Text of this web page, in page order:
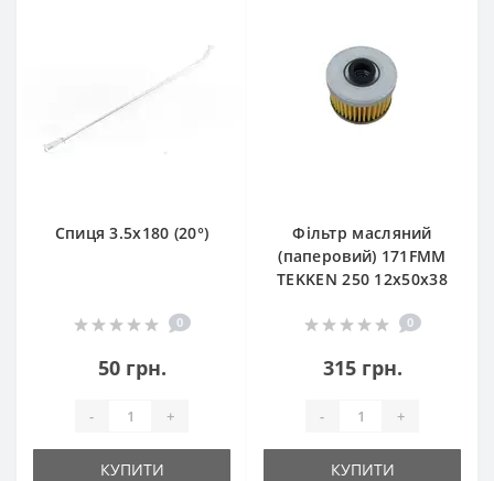
Спиця 3.5х180 (20°)
0
50 грн.
- +
КУПИТИ
Фільтр масляний
(паперовий) 171FMM
TEKKEN 250 12х50х38
0
315 грн.
- +
КУПИТИ